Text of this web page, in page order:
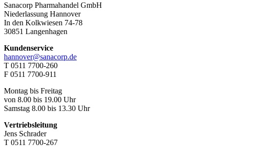
Sanacorp Pharmahandel GmbH
Niederlassung Hannover
In den Kolkwiesen 74-78
30851 Langenhagen
Kundenservice
hannover@sanacorp.de
T 0511 7700-260
F 0511 7700-911
Montag bis Freitag
von 8.00 bis 19.00 Uhr
Samstag 8.00 bis 13.30 Uhr
Vertriebsleitung
Jens Schrader
T 0511 7700-267